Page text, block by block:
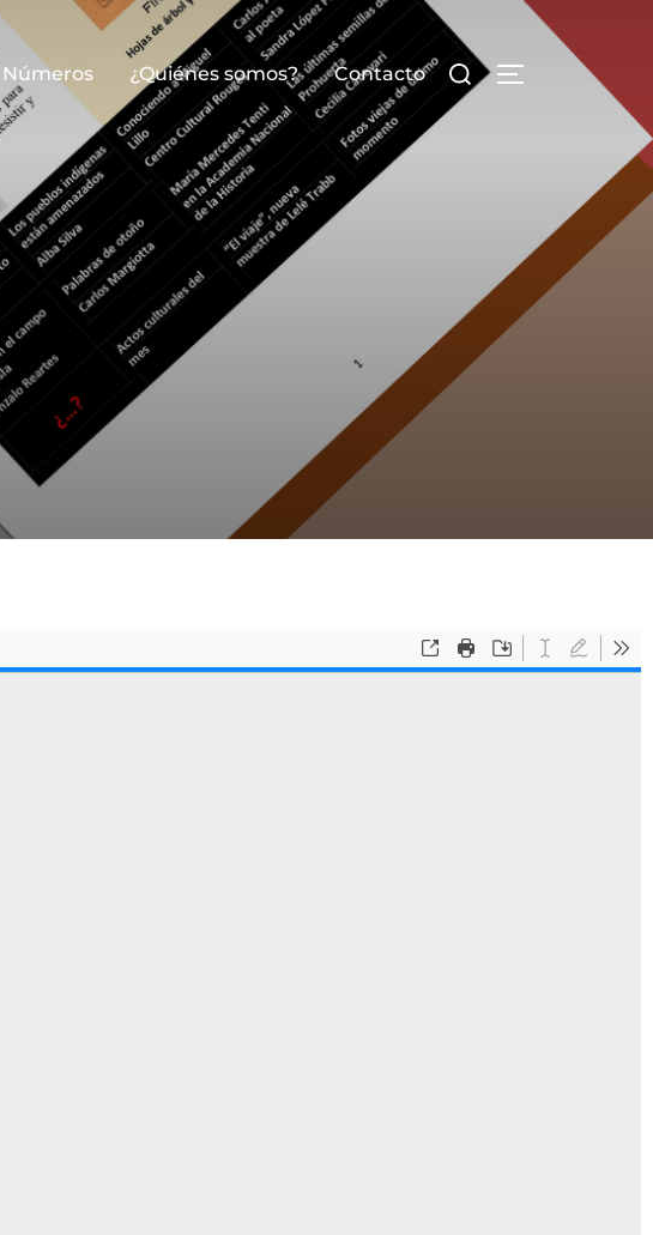
Números ¿Quiénes somos? Contacto